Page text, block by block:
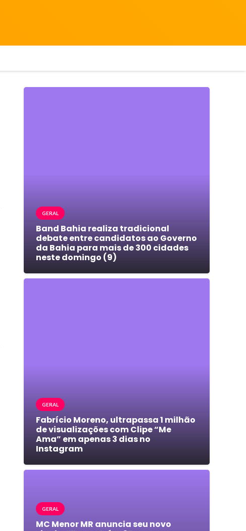
GERAL
Band Bahia realiza tradicional
debate entre candidatos ao Governo
da Bahia para mais de 300 cidades
neste domingo (9)
GERAL
Fabrício Moreno, ultrapassa 1 milhão
de visualizações com Clipe “Me
Ama” em apenas 3 dias no
Instagram
GERAL
MC Menor MR anuncia seu novo